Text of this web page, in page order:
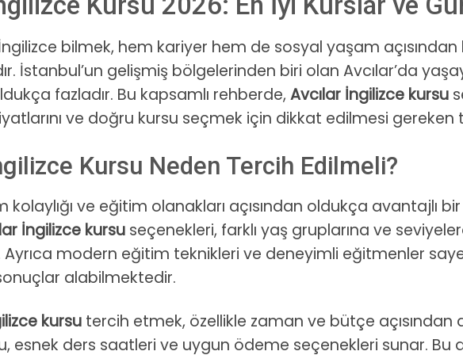
bilmek, hem kariyer hem de sosyal yaşam
İstanbul’un gelişmiş bölgelerinden biri olan Avcılar’da
fazladır. Bu kapsamlı rehberde, Avcılar İngilizce kursu
ve doğru kursu seçmek için dikkat edilmesi gereken
Kursu Neden Tercih Edilmeli?
kolaylığı ve eğitim olanakları açısından oldukça avantajlı
İngilizce kursu seçenekleri, farklı yaş gruplarına ve
Ayrıca modern eğitim teknikleri ve deneyimli eğitmenler
alabilmektedir.
kursu tercih etmek, özellikle zaman ve bütçe
esnek ders saatleri ve uygun ödeme seçenekleri sunar.